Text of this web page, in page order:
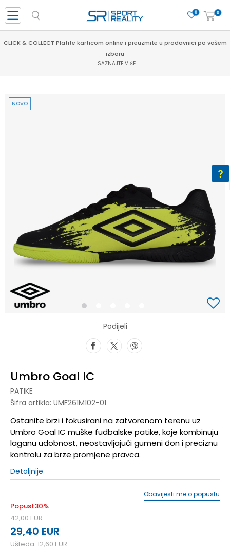
0
0
CLICK & COLLECT Platite karticom online i preuzmite u prodavnici po vašem
izboru
SAZNAJTE VIŠE
1
NOVO
Podijeli
Umbro Goal IC
PATIKE
Šifra artikla: UMF261M102-01
Ostanite brzi i fokusirani na zatvorenom terenu uz
Umbro Goal IC muške fudbalske patike, koje kombinuju
laganu udobnost, neostavljajući gumeni đon i preciznu
kontrolu za brze promjene pravca.
Detaljnije
Popust30%
42,00EUR
29,40 EUR
Ušteda: 12,60 EUR
Obavijesti me o popustu